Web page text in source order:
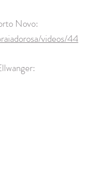
Novo:
videos/44